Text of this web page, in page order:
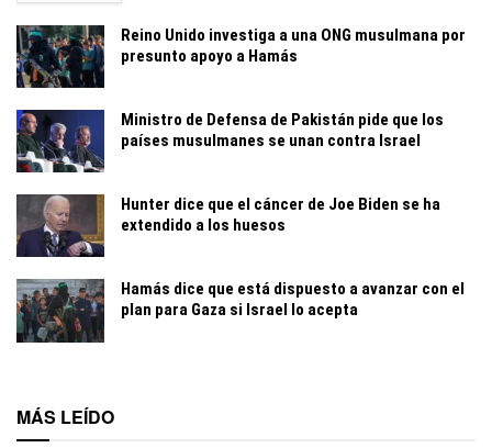
Reino Unido investiga a una ONG musulmana por
presunto apoyo a Hamás
Ministro de Defensa de Pakistán pide que los
países musulmanes se unan contra Israel
Hunter dice que el cáncer de Joe Biden se ha
extendido a los huesos
Hamás dice que está dispuesto a avanzar con el
plan para Gaza si Israel lo acepta
MÁS LEÍDO